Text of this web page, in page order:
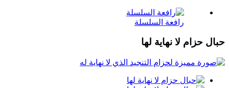
رافعة السلسلة
حبال حزام لا نهاية لها